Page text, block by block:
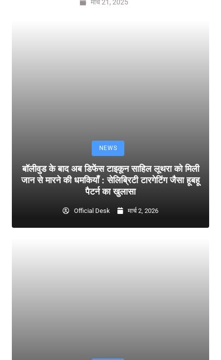
मार्च 21, 2025
NEWS
बॉलीवुड के बाद अब डिफेंस टाइकून साहिल लूथरा को मिली
जान से मारने की धमकियाँ : सेलिब्रिटी टारगेटिंग जैसा हूबहू
पैटर्न का खुलासा
Official Desk मार्च 2, 2026